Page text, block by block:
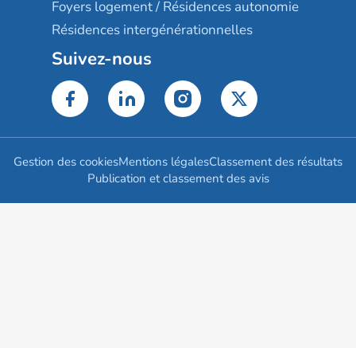
Foyers logement / Résidences autonomie
Résidences intergénérationnelles
Suivez-nous
Gestion des cookiesMentions légalesClassement des résultats
Publication et classement des avis